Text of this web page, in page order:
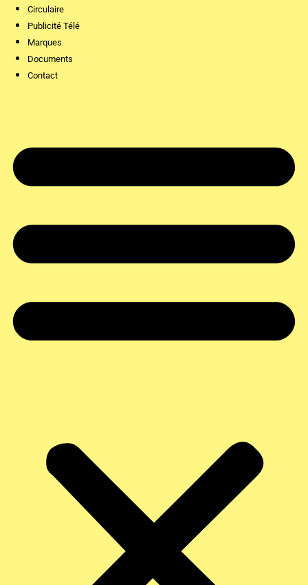
Circulaire
Publicité Télé
Marques
Documents
Contact